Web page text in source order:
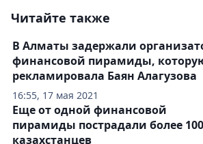
Читайте также
16:55, 17 мая 2021
В Алматы задержали
финансовой пирамиды,
рекламировала Баян Алагузова
Еще от одной финансовой
пирамиды пострадали более 100
казахстанцев